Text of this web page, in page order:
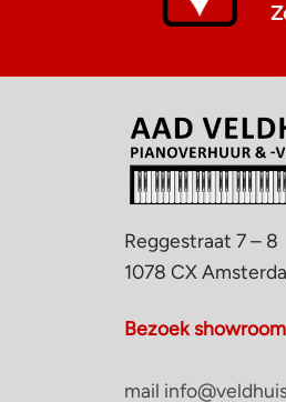
Reggestraat 7 – 8
1078 CX
Bezoek
mail